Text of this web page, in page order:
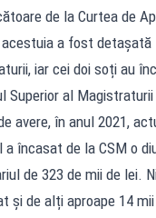
de la Curtea de
acestuia a fost
iar cei doi soți au
Superior al
avere, în anul 2021,
a încasat de la CSM o
de 323 de mii de lei.
și de alți aproape 14